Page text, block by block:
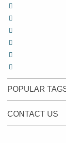
POPULAR
CONTACT US